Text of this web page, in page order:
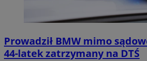
Prowadził BMW mimo
44-latek zatrzymany na DTŚ